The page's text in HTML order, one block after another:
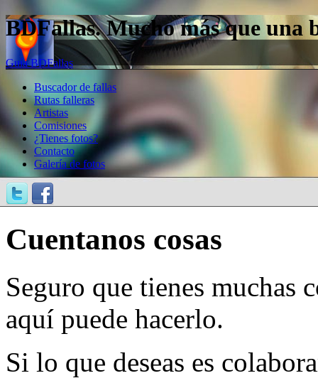
BDFallas. Mucho más que una
Guía BDFallas
Buscador de fallas
Rutas falleras
Artistas
Comisiones
¿Tienes fotos?
Contacto
Galería de fotos
Cuentanos cosas
Seguro que tienes muchas
aquí puede hacerlo.
Si lo que deseas es